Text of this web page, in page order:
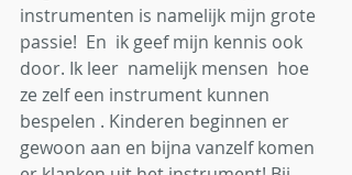
instrumenten is namelijk mijn grote
passie!  En  ik geef mijn kennis ook
door. Ik leer  namelijk mensen  hoe
ze zelf een instrument kunnen
bespelen . Kinderen beginnen er
gewoon aan en bijna vanzelf komen